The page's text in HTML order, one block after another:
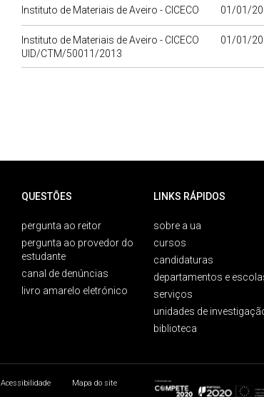
Instituto de Materiais de Aveiro - CICECO 01/01/
Instituto de Materiais de Aveiro - CICECO
UID/CTM/50011/2013
01/01/
QUESTÕES
pergunta ao reitor
pergunta ao provedor do
estudante
canal de denúncias
livro amarelo eletrónico
LINKS RÁPIDOS
sobre a ua
cursos
candidaturas
departamentos e
serviços
unidades de
biblioteca
Acessibilidade
Mapa do site